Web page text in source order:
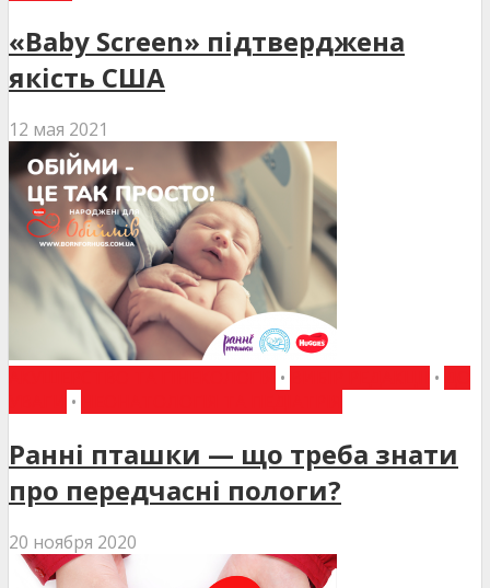
«Baby Screen» підтверджена
якість США
12 мая 2021
• •
•
Ранні пташки — що треба знати
про передчасні пологи?
20 ноября 2020